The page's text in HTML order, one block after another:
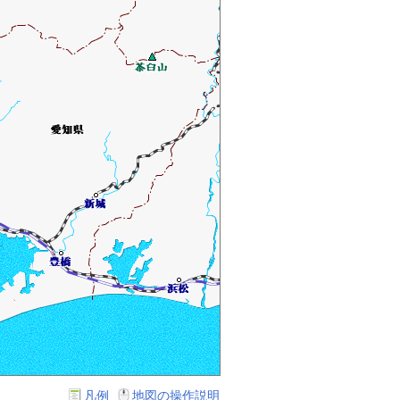
凡例 地図の操作説明